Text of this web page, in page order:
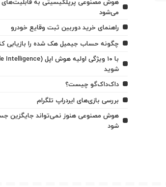
هوش مصنوعی پرپلکیسیتی به
می‌شود
راهنمای خرید دوربین ثبت وقایع خودرو
چگونه حساب جیمیل هک شده را بازیابی
شوید
داک‌داک‌گو چیست؟
بررسی بازی‌های ایردراپ تلگرام
هوش مصنوعی هنوز نمی‌تواند جایگزین
شود